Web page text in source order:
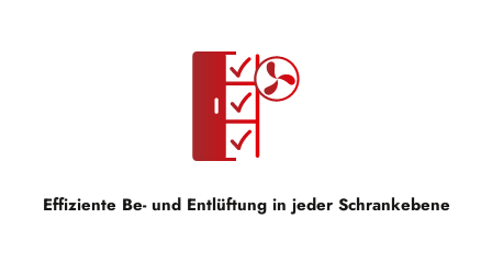
Effiziente Be- und Entlüftung in jeder Schrankebene